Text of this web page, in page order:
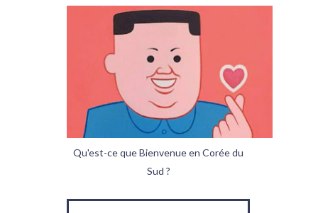
Qu'est-ce que Bienvenue en Corée du
Sud ?